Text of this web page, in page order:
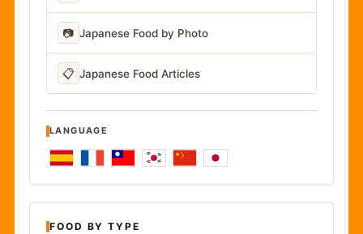
📷 Japanese Food by Photo
📋 Japanese Food Articles
LANGUAGE
FOOD BY TYPE